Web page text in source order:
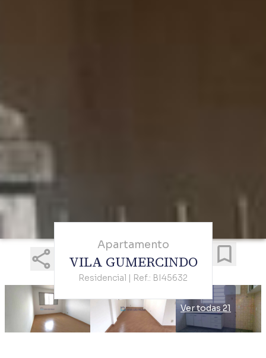
Apartamento
VILA GUMERCINDO
Residencial | Ref.: BI45632
Ver todas 21